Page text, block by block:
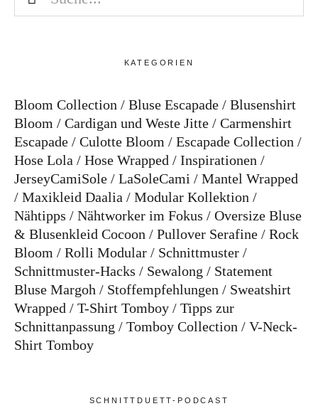
KATEGORIEN
Bloom Collection Bluse Escapade
Blusenshirt
Bloom
Cardigan und Weste Jitte
Carmenshirt
Escapade
Culotte Bloom
Escapade Collection
Hose Lola
Hose Wrapped
Inspirationen
JerseyCamiSole
LaSoleCami
Mantel Wrapped
Maxikleid Daalia
Modular Kollektion
Nähtipps
Nähtworker im Fokus
Oversize Bluse
& Blusenkleid Cocoon
Pullover Serafine
Rock
Bloom
Rolli Modular
Schnittmuster
Schnittmuster-Hacks
Sewalong
Statement
Bluse Margoh
Stoffempfehlungen
Sweatshirt
Wrapped
T-Shirt Tomboy
Tipps zur
Schnittanpassung
Tomboy Collection
V-Neck-
Shirt Tomboy
SCHNITTDUETT-PODCAST